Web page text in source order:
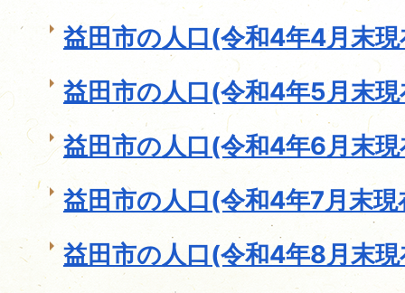
益田市の人口(令和4年4月末
益田市の人口(令和4年5月末
益田市の人口(令和4年6月末
益田市の人口(令和4年7月末現
益田市の人口(令和4年8月末